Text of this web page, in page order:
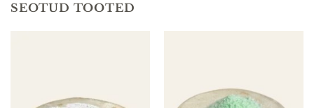
SEOTUD TOOTED